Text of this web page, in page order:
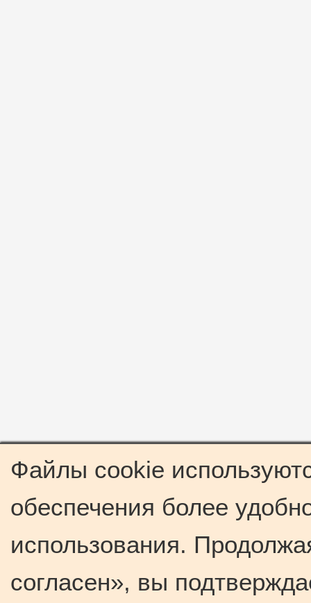
Файлы cookie
обеспечения более
использования.
согласен», вы